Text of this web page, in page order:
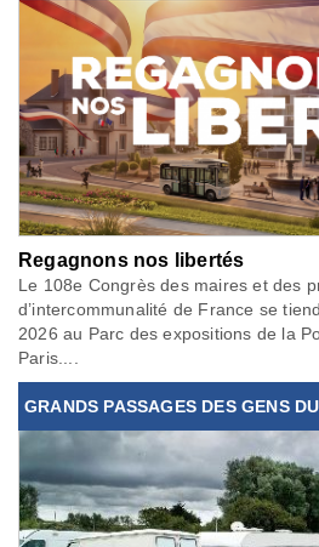
Regagnons nos libertés
Le 108e Congrès des maires et des
d’intercommunalité de France se
2026 au Parc des expositions de la
Paris....
GRANDS PASSAGES DES GENS